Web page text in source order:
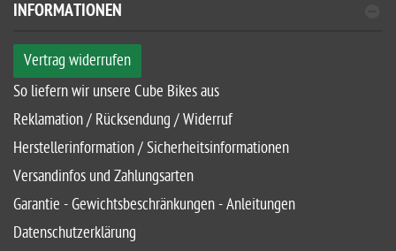
INFORMATIONEN
Vertrag widerrufen
So liefern wir unsere Cube Bikes aus
Reklamation / Rücksendung / Widerruf
Herstellerinformation / Sicherheitsinformationen
Versandinfos und Zahlungsarten
Garantie - Gewichtsbeschränkungen - Anleitungen
Datenschutzerklärung